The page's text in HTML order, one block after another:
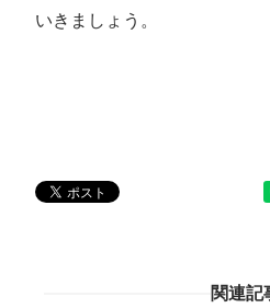
いきましょう。
関連記